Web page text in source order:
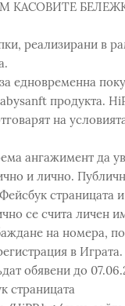
КАСОВИТЕ
реализирани в
едновременна
продукта.
на
ангажимент да
и лично.
страницата
се счита личен
на номера,
в
обявени до
страницата